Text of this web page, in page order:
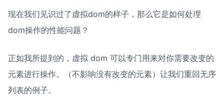
现在我们见识过了虚拟dom的样子，那么它是如何处理
dom操作的性能问题？
正如我所提到的，虚拟 dom 可以专门用来对你需要改变的
元素进行操作。（不影响没有改变的元素）让我们重回无序
列表的例子。